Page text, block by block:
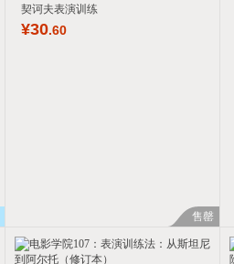
契诃夫表演训练
¥30.60
售罄